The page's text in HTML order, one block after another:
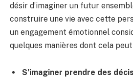
désir d’imaginer un futur
construire une vie avec cette
un engagement émotionnel
quelques manières dont cela
S’imaginer prendre des